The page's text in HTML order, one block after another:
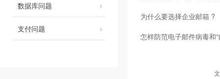
数据库问题
支付问题
为什么要选择企业邮箱 ?
怎样防范电子邮件病毒和